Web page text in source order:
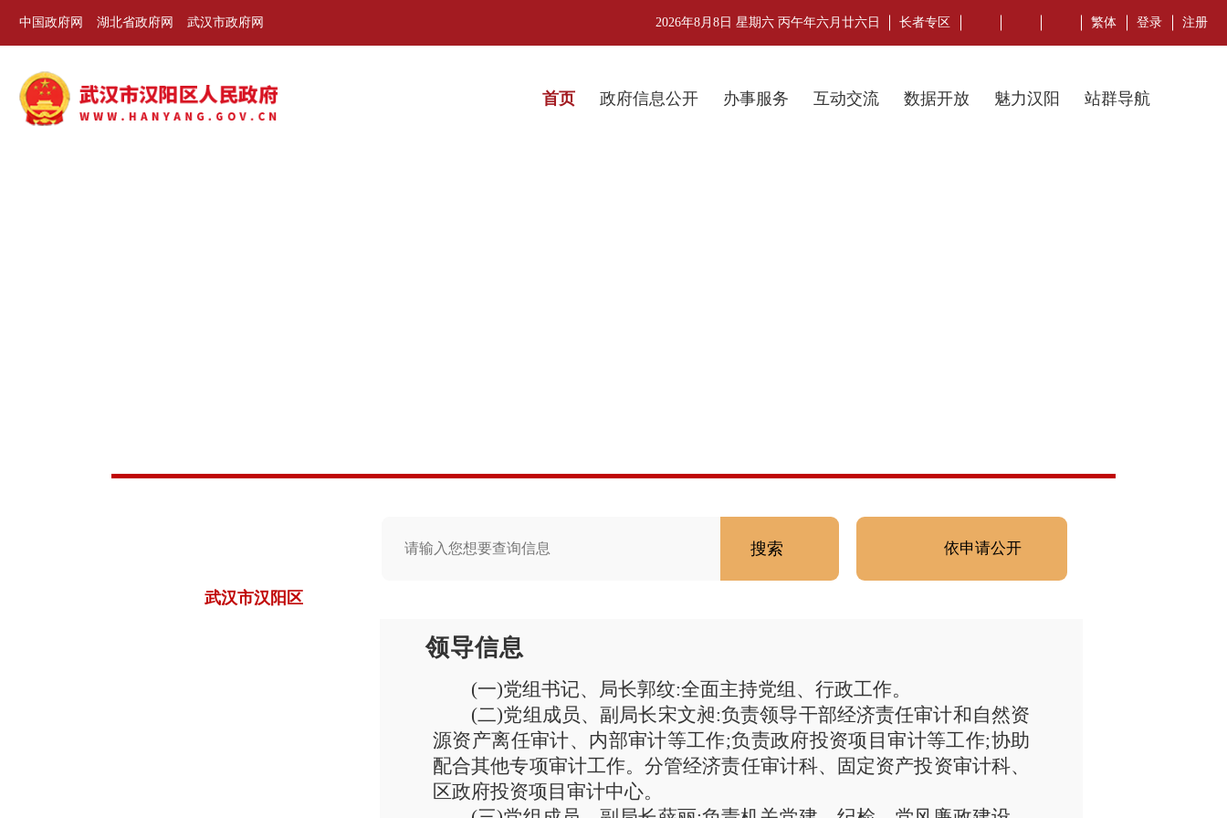
中国政府网 湖北省政府网 武汉市政府网 2026年8月8日 星期六 丙午年六月廿六日 长者专区 繁体 登录 注册
首页 政府信息公开 办事服务 互动交流 数据开放 魅力汉阳 站群导航
搜索 依申请公开
武汉市汉阳区
领导信息
(一)党组书记、局长郭纹:全面主持党组、行政工作。
(二)党组成员、副局长宋文昶:负责领导干部经济责任审计和自然资
源资产离任审计、内部审计等工作;负责政府投资项目审计等工作;协助
配合其他专项审计工作。分管经济责任审计科、 固定资产投资审计科、
区政府投资项目审计中心。